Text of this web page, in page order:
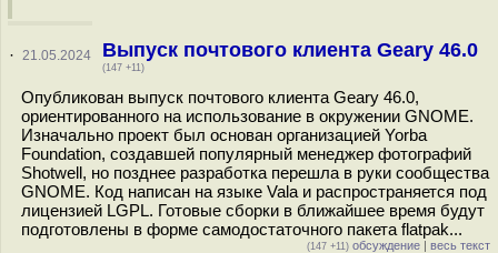
· 21.05.2024 Выпуск почтового клиента Geary 46.0
(147 +11)
Опубликован выпуск почтового клиента Geary 46.0,
ориентированного на использование в окружении GNOME.
Изначально проект был основан организацией Yorba
Foundation, создавшей популярный менеджер фотографий
Shotwell, но позднее разработка перешла в руки сообщества
GNOME. Код написан на языке Vala и распространяется под
лицензией LGPL. Готовые сборки в ближайшее время будут
подготовлены в форме самодостаточного пакета flatpak...
(147 +11) обсуждение | весь текст